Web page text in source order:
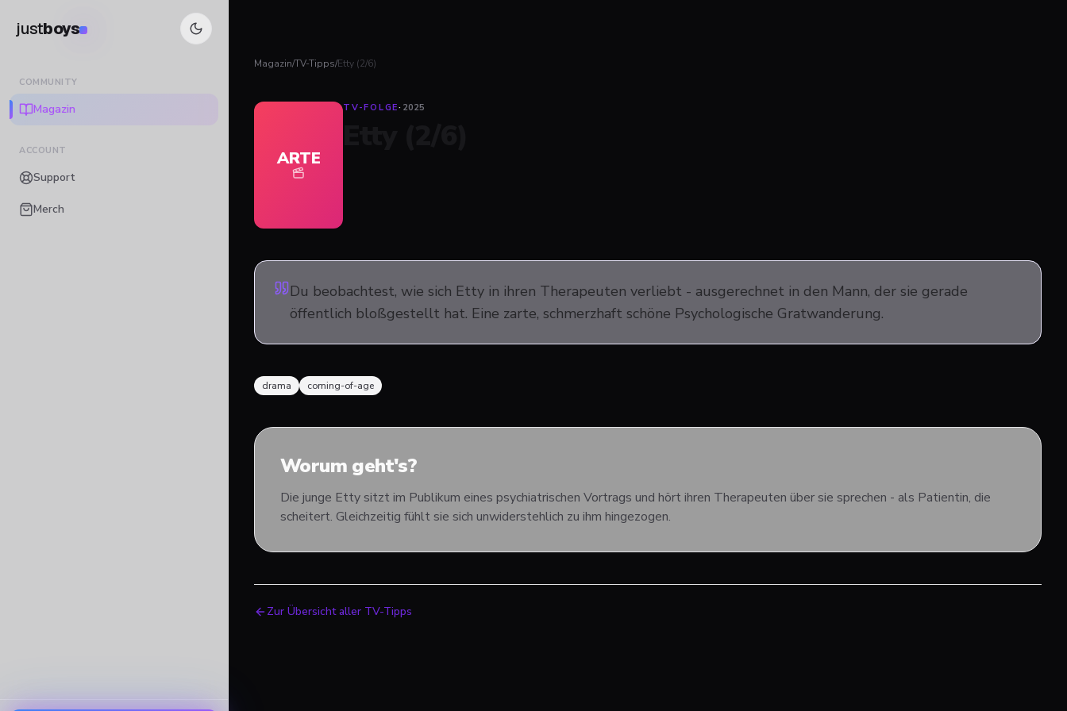
justboys
COMMUNITY
Magazin
ACCOUNT
Support
Merch
Magazin/TV-Tipps/Etty (2/6)
ARTE
TV-FOLGE· 2025
Du beobachtest, wie sich Etty in ihren Therapeuten verliebt - ausgerechnet in den Mann, der sie gerade
öffentlich bloßgestellt hat. Eine zarte, schmerzhaft schöne Psychologische Gratwanderung.
drama coming-of-age
Worum geht's?
Die junge Etty sitzt im Publikum eines psychiatrischen Vortrags und hört ihren Therapeuten über sie sprechen - als Patientin, die
scheitert. Gleichzeitig fühlt sie sich unwiderstehlich zu ihm hingezogen.
Zur Übersicht aller TV-Tipps